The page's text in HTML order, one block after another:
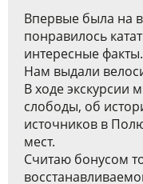
Впервые была на
понравилось
интересные
Нам выдали
В ходе экскурсии
слободы, об
источников в
мест.
Считаю бонусом